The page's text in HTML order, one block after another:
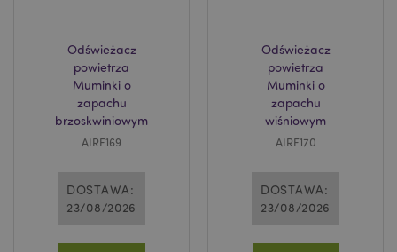
Odświeżacz
powietrza
Muminki o
zapachu
brzoskwiniowym
AIRF169
DOSTAWA:
23/08/2026
Odświeżacz
powietrza
Muminki o
zapachu
wiśniowym
AIRF170
DOSTAWA:
23/08/2026